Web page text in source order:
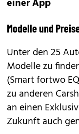
einer App
Modelle und
Unter den 25
Modelle zu
(Smartfortwo EQ
zu anderen
an einen
Zukunft auch